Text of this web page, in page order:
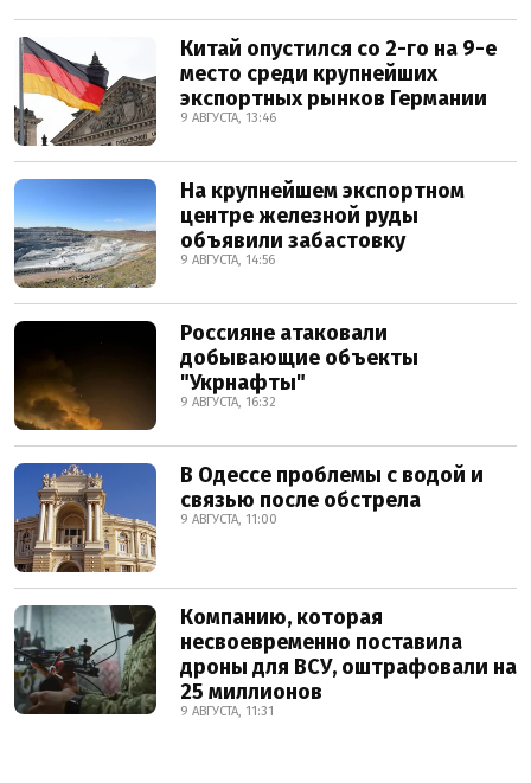
Китай опустился со 2-го на 9-е
место среди крупнейших
экспортных рынков Германии
9 АВГУСТА, 13:46
На крупнейшем экспортном
центре железной руды
объявили забастовку
9 АВГУСТА, 14:56
Россияне атаковали
добывающие объекты
"Укрнафты"
9 АВГУСТА, 16:32
В Одессе проблемы с водой и
связью после обстрела
9 АВГУСТА, 11:00
Компанию, которая
несвоевременно поставила
дроны для ВСУ, оштрафовали на
25 миллионов
9 АВГУСТА, 11:31